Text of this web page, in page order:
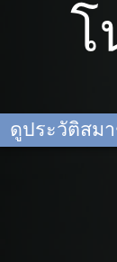
โ
ดูประวัติสม